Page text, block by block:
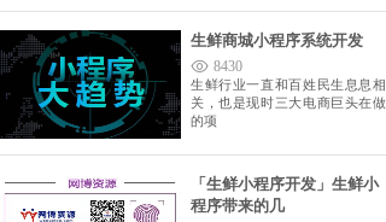
生鲜商城小程序系统开发
8430
生鲜行业一直和百姓民生息息相
关，也是现时三大电商巨头在做
的项
「生鲜小程序开发」生鲜小
程序带来的几